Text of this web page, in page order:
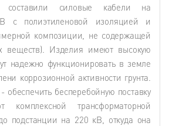
составили силовые кабели на
с полиэтиленовой изоляцией и
композиции, не содержащей
веществ). Изделия имеют высокую
надежно функционировать в земле
коррозионной активности грунта.
обеспечить бесперебойную поставку
комплексной трансформаторной
подстанции на 220 кВ, откуда она